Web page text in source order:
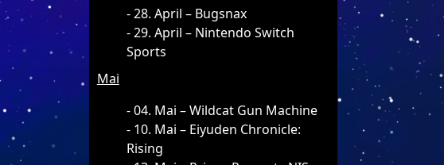
28. April – Bugsnax
29. April – Nintendo Switch
Sports
Mai
04. Mai – Wildcat Gun Machine
10. Mai – Eiyuden Chronicle:
Rising